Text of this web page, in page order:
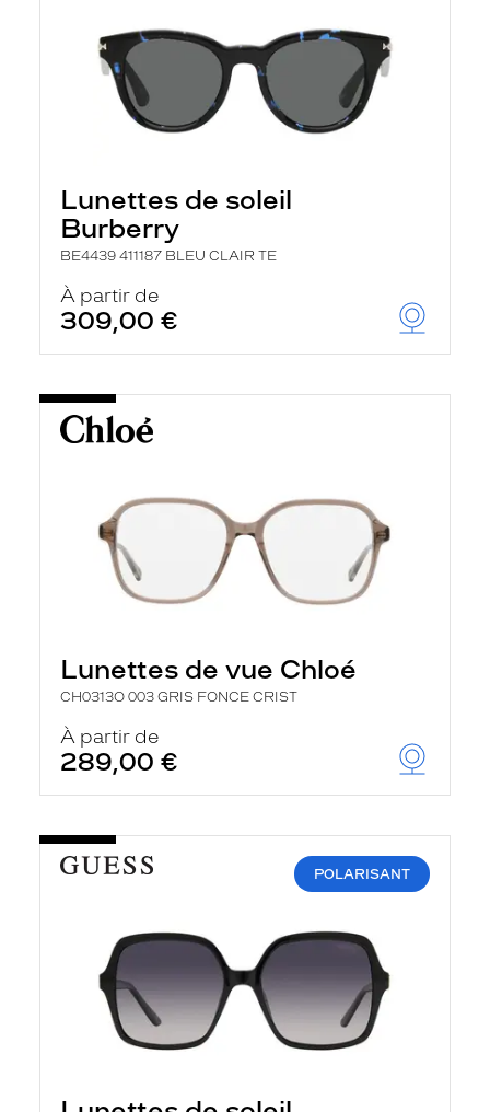
Lunettes de soleil
Burberry
BE4439 411187 BLEU CLAIR TE
À partir de
309,00 €
Lunettes de vue Chloé
CH0313O 003 GRIS FONCE CRIST
À partir de
289,00 €
POLARISANT